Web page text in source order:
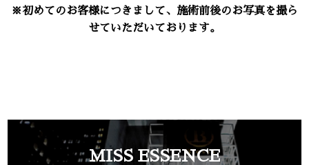
※初めてのお客様につきまして、施術前後のお写真を撮ら
せていただいております。
MISS ESSENCE